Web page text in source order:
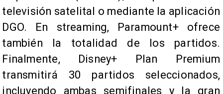
televisión satelital o mediante la aplicación
DGO. En streaming, Paramount+ ofrece
también la totalidad de los partidos.
Finalmente, Disney+ Plan Premium
transmitirá 30 partidos seleccionados,
incluyendo ambas semifinales y la gran